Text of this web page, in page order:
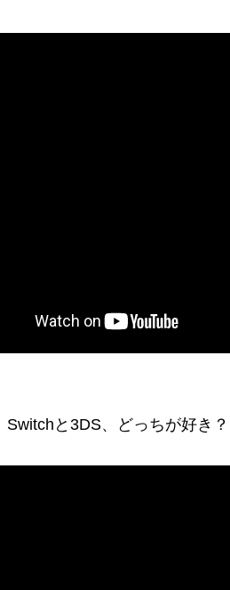
Switchと3DS、どっちが好き？